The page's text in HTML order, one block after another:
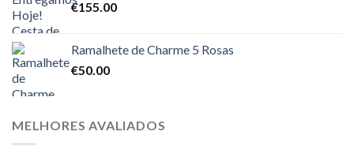
€155.00
Ramalhete de Charme 5 Rosas
€50.00
MELHORES AVALIADOS